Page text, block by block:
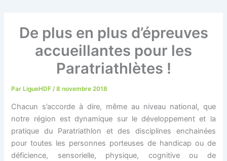
De plus en plus d’épreuves
accueillantes pour les
Paratriathlètes !
ParLigueHDF /8 novembre 2018
Chacun s’accorde à dire, même au niveau national, que
notre région est dynamique sur le développement et la
pratique du Paratriathlon et des disciplines enchainées
pour toutes les personnes porteuses de handicap ou de
déficience, sensorielle, physique, cognitive ou de